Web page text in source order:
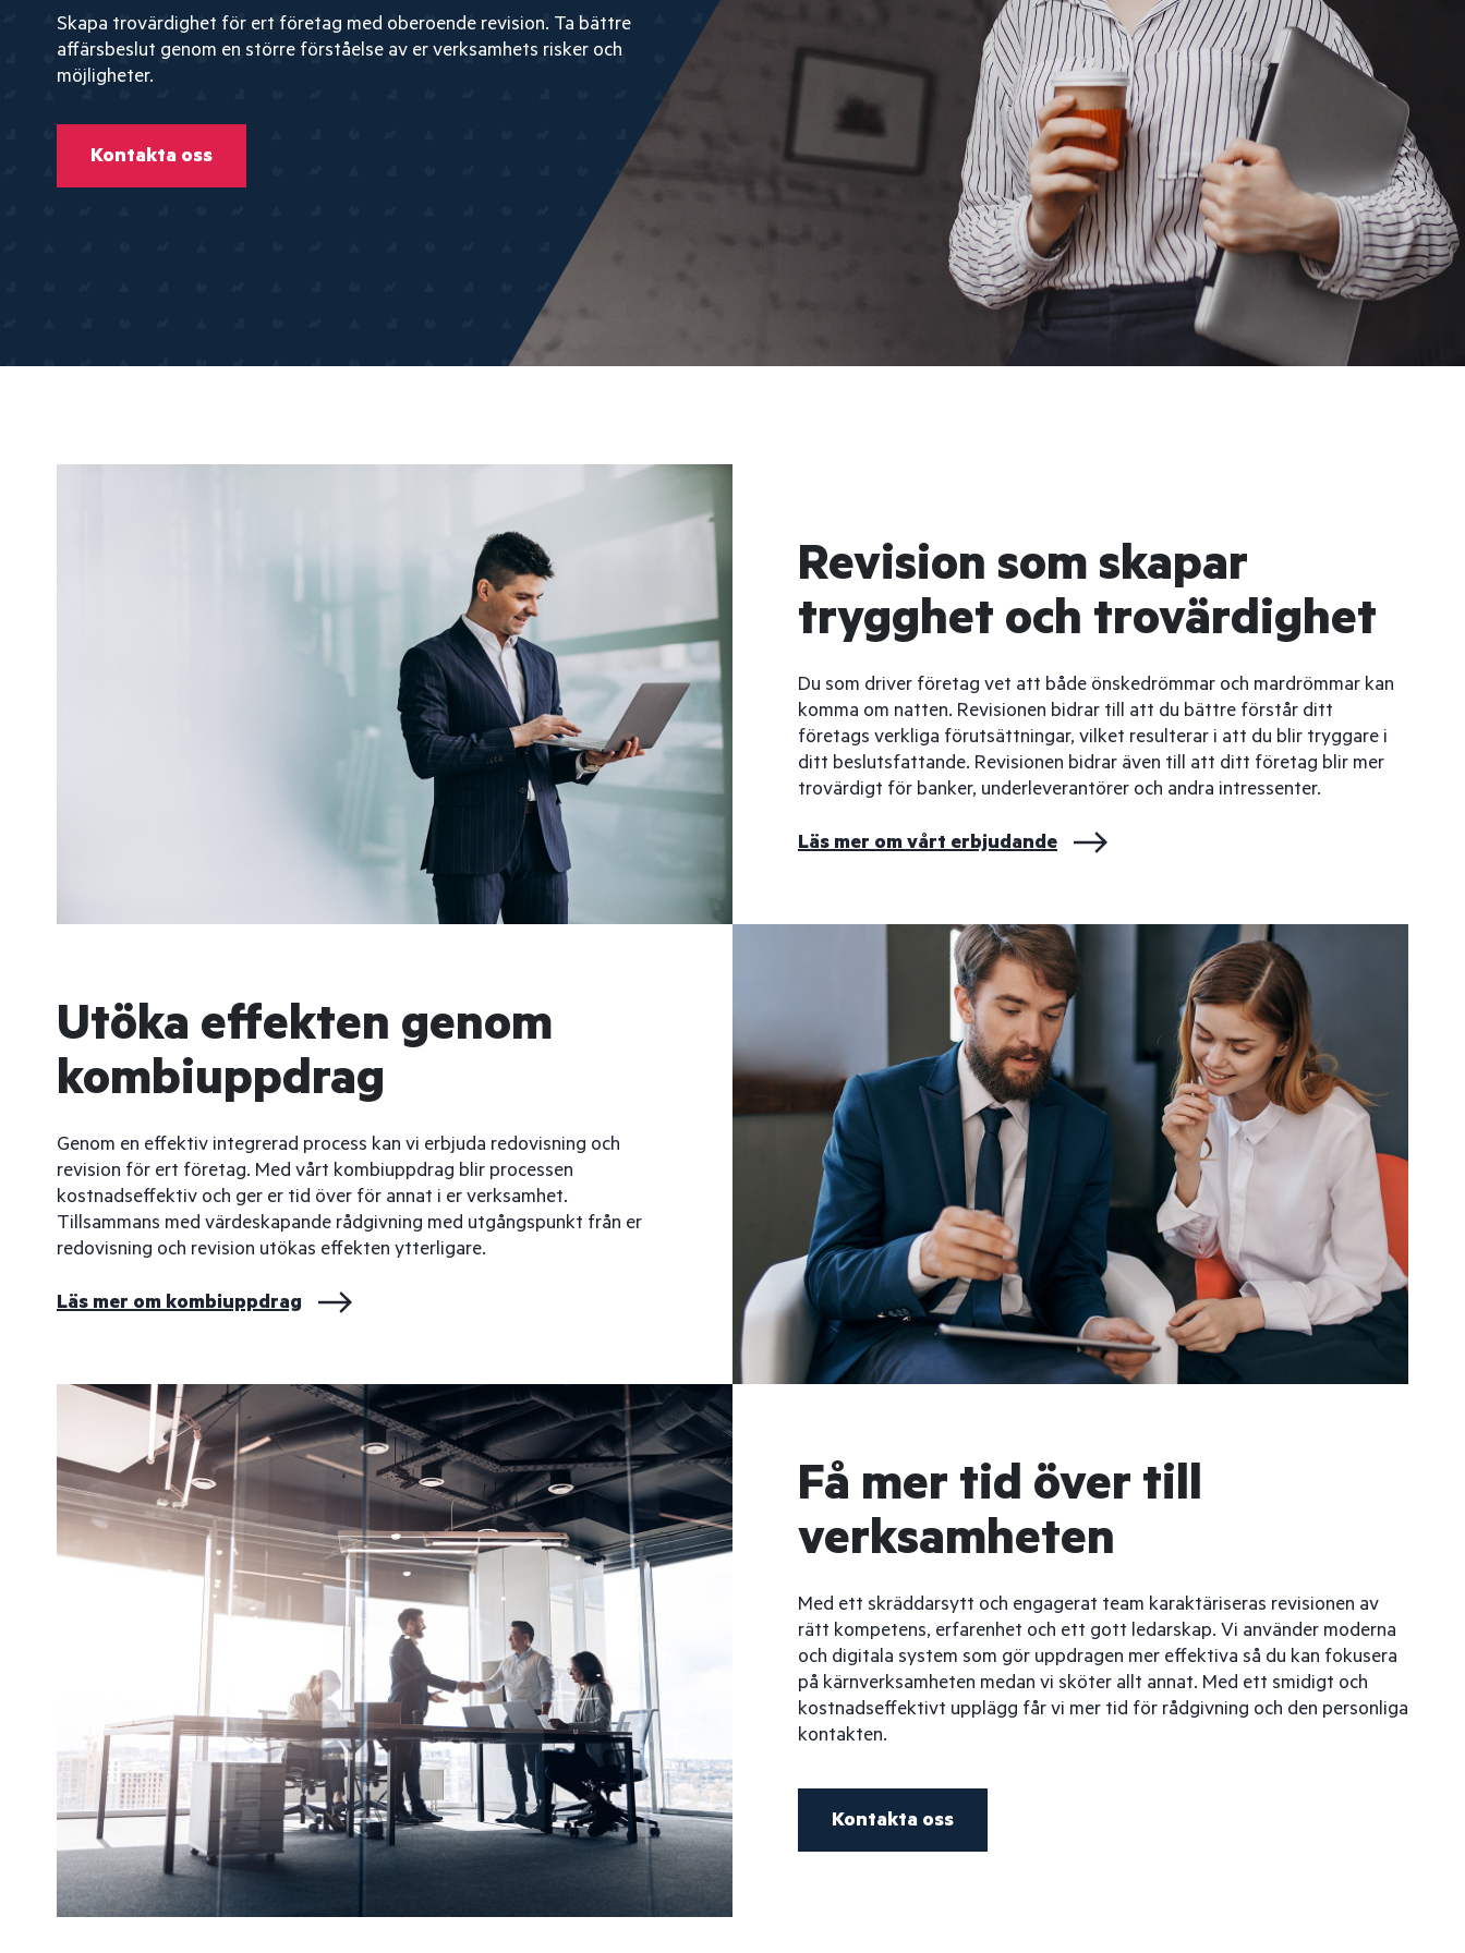
Skapa trovärdighet för ert företag med oberoende revision. Ta bättre
affärsbeslut genom en större förståelse av er verksamhets risker och
möjligheter.
Kontakta oss
Revision som skapar
trygghet och trovärdighet
Du som driver företag vet att både önskedrömmar och mardrömmar kan
komma om natten. Revisionen bidrar till att du bättre förstår ditt
företags verkliga förutsättningar, vilket resulterar i att du blir tryggare i
ditt beslutsfattande. Revisionen bidrar även till att ditt företag blir mer
trovärdigt för banker, underleverantörer och andra intressenter.
Läs mer om vårt erbjudande
Utöka effekten genom
kombiuppdrag
Genom en effektiv integrerad process kan vi erbjuda redovisning och
revision för ert företag. Med vårt kombiuppdrag blir processen
kostnadseffektiv och ger er tid över för annat i er verksamhet.
Tillsammans med värdeskapande rådgivning med utgångspunkt från er
redovisning och revision utökas effekten ytterligare.
Läs mer om kombiuppdrag
Få mer tid över till
verksamheten
Med ett skräddarsytt och engagerat team karaktäriseras revisionen av
rätt kompetens, erfarenhet och ett gott ledarskap. Vi använder moderna
och digitala system som gör uppdragen mer effektiva så du kan fokusera
på kärnverksamheten medan vi sköter allt annat. Med ett smidigt och
kostnadseffektivt upplägg får vi mer tid för rådgivning och den personliga
kontakten.
Kontakta oss